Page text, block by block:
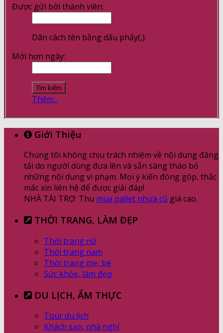
Được gửi bởi thành viên:
Dãn cách tên bằng dấu phẩy(,).
Mới hơn ngày:
Thêm...
Giới Thiệu
Chúng tôi không chịu trách nhiệm về nội dung đăng
tải do người dùng đưa lên và sẵn sàng tháo bỏ
những nội dung vi phạm. Mọi ý kiến đóng góp, thắc
mắc xin liên hệ để được giải đáp!
NHÀ TÀI TRỢ: Thu mua pallet nhựa cũ giá cao.
THỜI TRANG, LÀM ĐẸP
Thời trang nữ
Thời trang nam
Thời trang mẹ, bé
Sức khỏe, làm đẹp
DU LỊCH, ẨM THỰC
Tour du lịch
Khách sạn, nhà nghỉ